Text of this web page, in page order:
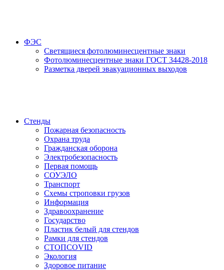
ФЭС
Светящиеся фотолюминесцентные знаки
Фотолюминесцентные знаки ГОСТ 34428-2018
Разметка дверей эвакуационных выходов
Стенды
Пожарная безопасность
Охрана труда
Гражданская оборона
Электробезопасность
Первая помощь
СОУЭЛО
Транспорт
Схемы строповки грузов
Информация
Здравоохранение
Государство
Пластик белый для стендов
Рамки для стендов
СТОПCOVID
Экология
Здоровое питание